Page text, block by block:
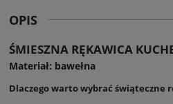
OPIS
ŚMIESZNA RĘKAWICA
Materiał: bawełna
Dlaczego warto wybrać świąteczne